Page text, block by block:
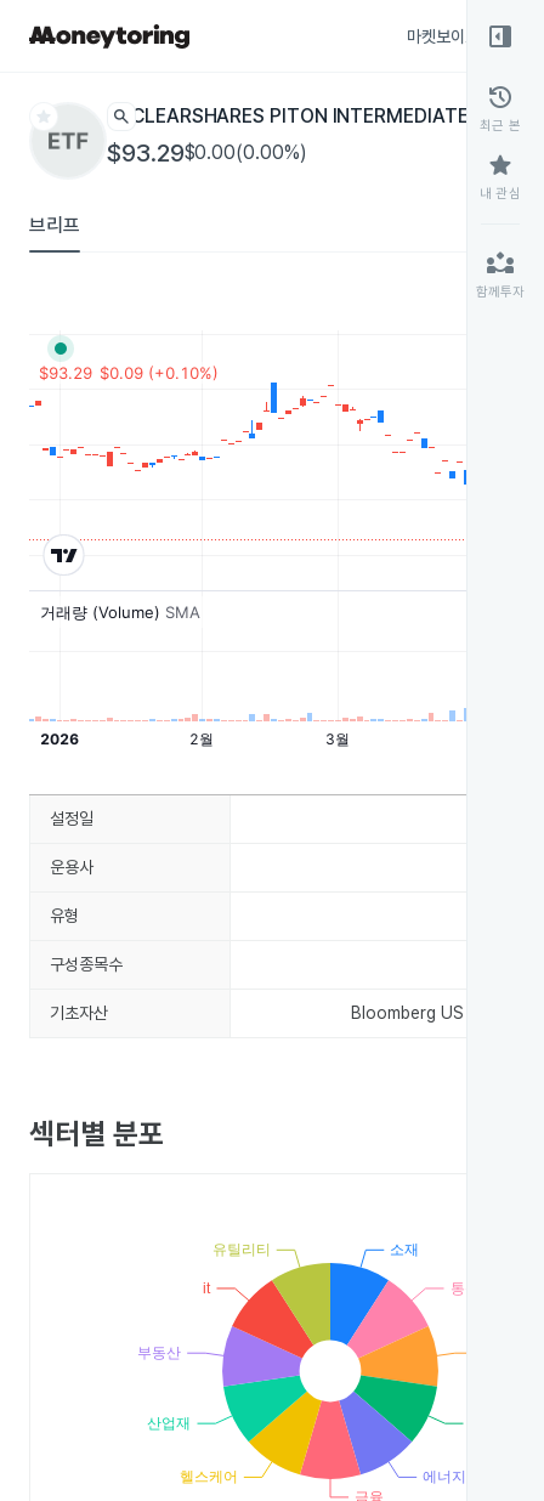
마켓보이스
star search CLEARSHARES PITON INTERMEDIATE FIXED
$93.29$0.00(0.00%)
브리프
right_panel_open
history
최근 본
star
내 관심
partner_exchange
함께투자